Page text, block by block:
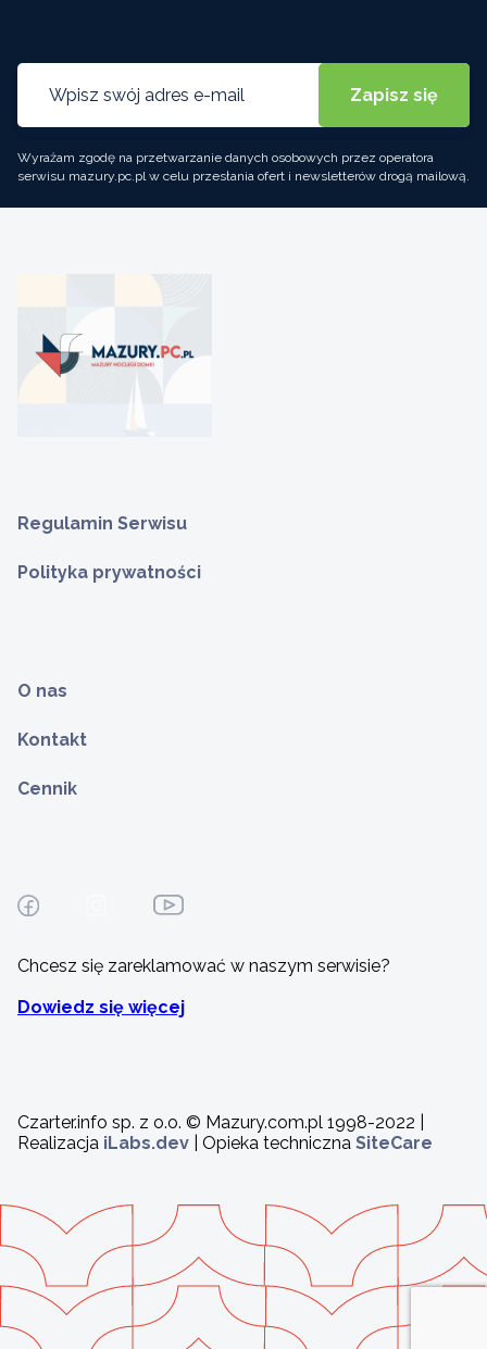
Wyrażam zgodę na przetwarzanie danych osobowych przez operatora
serwisu mazury.pc.pl w celu przesłania ofert i newsletterów drogą mailową.
Regulamin Serwisu
Polityka prywatności
O nas
Kontakt
Cennik
Chcesz się zareklamować w naszym serwisie?
Dowiedz się więcej
Czarter.info sp. z o.o. © Mazury.com.pl 1998-2022 |
Realizacja iLabs.dev | Opieka techniczna SiteCare